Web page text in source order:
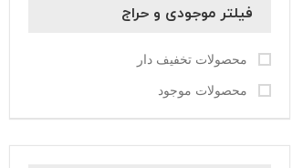
فیلتر موجودی و حراج
محصولات تخفیف دار
محصولات موجود